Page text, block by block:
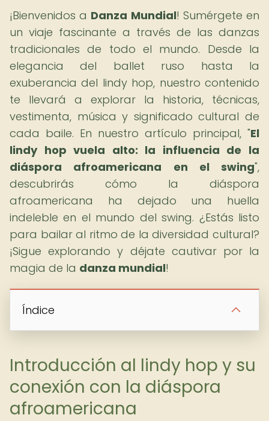
¡Bienvenidos a Danza Mundial! Sumérgete en
un viaje fascinante a través de las danzas
tradicionales de todo el mundo. Desde la
elegancia del ballet ruso hasta la
exuberancia del lindy hop, nuestro contenido
te llevará a explorar la historia, técnicas,
vestimenta, música y significado cultural de
cada baile. En nuestro artículo principal, "El
lindy hop vuela alto: la influencia de la
diáspora afroamericana en el swing",
descubrirás cómo la diáspora
afroamericana ha dejado una huella
indeleble en el mundo del swing. ¿Estás listo
para bailar al ritmo de la diversidad cultural?
¡Sigue explorando y déjate cautivar por la
magia de la danza mundial!
Índice
Introducción al lindy hop y su
conexión con la diáspora
afroamericana